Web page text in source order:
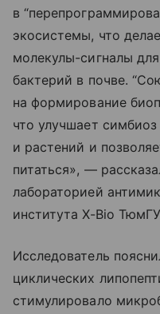
в
экосистемы, что
молекулы-сигналы
бактерий в почве.
на формирование
что улучшает
и растений и
питаться», —
лабораторией
института X-Bio
Исследователь
циклических
стимулировало